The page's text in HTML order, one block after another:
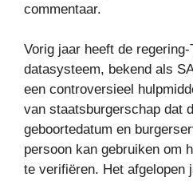
commentaar.
Vorig jaar heeft de
datasysteem, bekend als
een controversieel
van staatsburgerschap dat
geboortedatum en
persoon kan gebruiken om
te verifiëren. Het afgelopen